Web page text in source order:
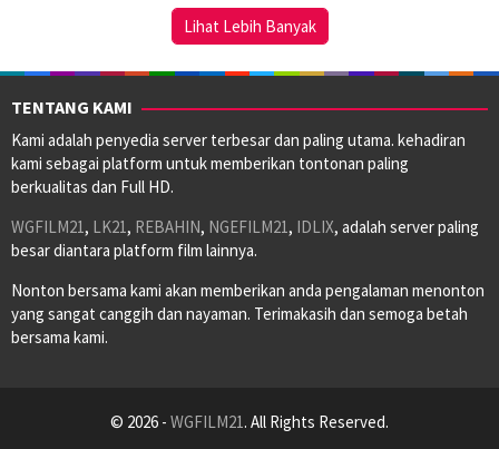
Lihat Lebih Banyak
TENTANG KAMI
Kami adalah penyedia server terbesar dan paling utama. kehadiran
kami sebagai platform untuk memberikan tontonan paling
berkualitas dan Full HD.
WGFILM21, LK21, REBAHIN, NGEFILM21, IDLIX, adalah server paling
besar diantara platform film lainnya.
Nonton bersama kami akan memberikan anda pengalaman menonton
yang sangat canggih dan nayaman. Terimakasih dan semoga betah
bersama kami.
© 2026 - WGFILM21. All Rights Reserved.